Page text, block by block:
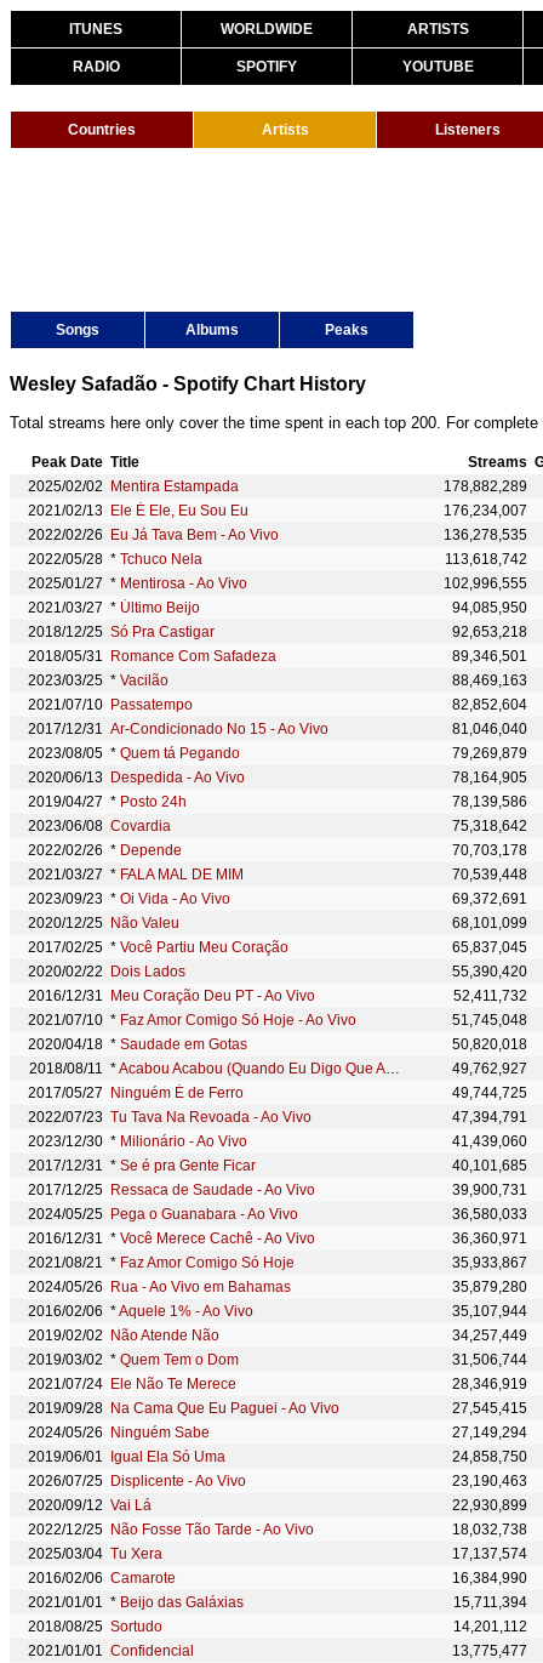
ITUNES WORLDWIDE ARTISTS
RADIO SPOTIFY YOUTUBE
Countries Artists Listeners
Songs Albums Peaks
Wesley Safadão - Spotify Chart History
Total streams here only cover the time spent in each top 200. For
Peak Date Title Streams
2025/02/02
Mentira Estampada
178,882,289
2021/02/13 Ele É Ele, Eu Sou Eu
176,234,007
2022/02/26
Eu Já Tava Bem - Ao Vivo
136,278,535
2022/05/28 * Tchuco Nela
113,618,742
2025/01/27 * Mentirosa - Ao Vivo
102,996,555
2021/03/27 * Último Beijo
94,085,950
2018/12/25 Só Pra Castigar
92,653,218
2018/05/31
Romance Com Safadeza
89,346,501
2023/03/25 * Vacilão
88,469,163
2021/07/10 Passatempo
82,852,604
2017/12/31 Ar-Condicionado No 15 - Ao Vivo
81,046,040
2023/08/05 * Quem tá Pegando
79,269,879
2020/06/13
Despedida - Ao Vivo
78,164,905
2019/04/27 * Posto 24h
78,139,586
2023/06/08 Covardia
75,318,642
2022/02/26 * Depende
70,703,178
2021/03/27 * FALA MAL DE MIM
70,539,448
2023/09/23 * Oi Vida - Ao Vivo
69,372,691
2020/12/25 Não Valeu
68,101,099
2017/02/25 * Você Partiu Meu Coração
65,837,045
2020/02/22
Dois Lados
55,390,420
2016/12/31
Meu Coração Deu PT - Ao Vivo
52,411,732
2021/07/10 * Faz Amor Comigo Só Hoje - Ao Vivo
51,745,048
2020/04/18 * Saudade em Gotas
50,820,018
2018/08/11 *Acabou Acabou (Quando Eu Digo Que Acabou) - Ao Vivo
49,762,927
2017/05/27
Ninguém É de Ferro
49,744,725
2022/07/23 Tu Tava Na Revoada - Ao Vivo
47,394,791
2023/12/30 * Milionário - Ao Vivo
41,439,060
2017/12/31 * Se é pra Gente Ficar
40,101,685
2017/12/25 Ressaca de Saudade - Ao Vivo
39,900,731
2024/05/25 Pega o Guanabara - Ao Vivo
36,580,033
2016/12/31 * Você Merece Cachê - Ao Vivo
36,360,971
2021/08/21 * Faz Amor Comigo Só Hoje
35,933,867
2024/05/26
Rua - Ao Vivo em Bahamas
35,879,280
2016/02/06 *Aquele 1% - Ao Vivo
35,107,944
2019/02/02
Não Atende Não
34,257,449
2019/03/02 * Quem Tem o Dom
31,506,744
2021/07/24 Ele Não Te Merece
28,346,919
2019/09/28 Na Cama Que Eu Paguei - Ao Vivo
27,545,415
2024/05/26
Ninguém Sabe
27,149,294
2019/06/01
Igual Ela Só Uma
24,858,750
2026/07/25 Displicente - Ao Vivo
23,190,463
2020/09/12 Vai Lá
22,930,899
2022/12/25 Não Fosse Tão Tarde - Ao Vivo
18,032,738
2025/03/04 Tu Xera
17,137,574
2016/02/06 Camarote
16,384,990
2021/01/01 * Beijo das Galáxias
15,711,394
2018/08/25 Sortudo
14,201,112
2021/01/01 Confidencial
13,775,477